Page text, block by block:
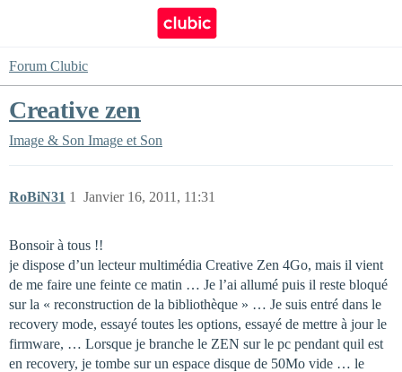
Forum Clubic
Creative zen
Image & Son Image et Son
RoBiN31 Janvier 16, 2011, 11:31
1
Bonsoir à tous !!
je dispose d’un lecteur multimédia Creative Zen 4Go, mais il vient
de me faire une feinte ce matin … Je l’ai allumé puis il reste bloqué
sur la « reconstruction de la bibliothèque » … Je suis entré dans le
recovery mode, essayé toutes les options, essayé de mettre à jour le
firmware, … Lorsque je branche le ZEN sur le pc pendant quil est
en recovery, je tombe sur un espace disque de 50Mo vide … le